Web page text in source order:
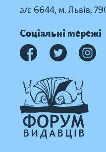
а/с 6644, м. Львів,
Соціальні мережі